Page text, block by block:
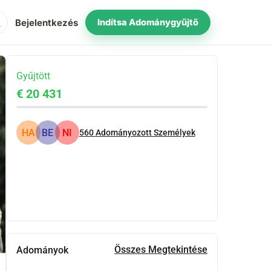
Bejelentkezés Indítsa Adománygyűjtő
Gyűjtött
€ 20 431
HA BE NI 560Adományozott Személyek
Adományok Összes Megtekintése